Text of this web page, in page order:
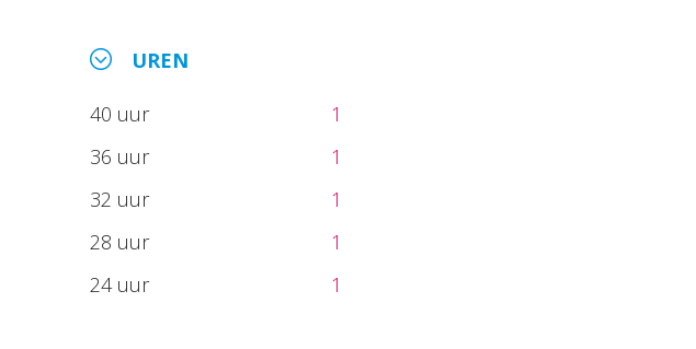
UREN
40 uur
1
36 uur
1
32 uur
1
28 uur
1
24 uur
1